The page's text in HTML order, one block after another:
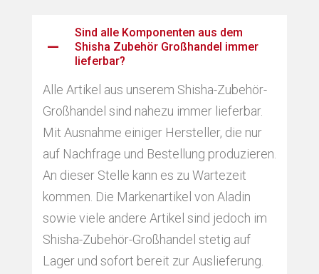
Sind alle Komponenten aus dem
Shisha Zubehör Großhandel immer
lieferbar?
Alle Artikel aus unserem Shisha-Zubehör-
Großhandel sind nahezu immer lieferbar.
Mit Ausnahme einiger Hersteller, die nur
auf Nachfrage und Bestellung produzieren.
An dieser Stelle kann es zu Wartezeit
kommen. Die Markenartikel von Aladin
sowie viele andere Artikel sind jedoch im
Shisha-Zubehör-Großhandel stetig auf
Lager und sofort bereit zur Auslieferung.